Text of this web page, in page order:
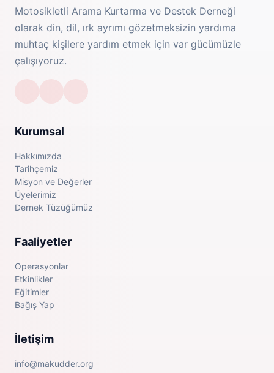
Motosikletli Arama Kurtarma ve Destek Derneği
olarak din, dil, ırk ayrımı gözetmeksizin yardıma
muhtaç kişilere yardım etmek için var gücümüzle
çalışıyoruz.
Kurumsal
Hakkımızda
Tarihçemiz
Misyon ve Değerler
Üyelerimiz
Dernek Tüzüğümüz
Faaliyetler
Operasyonlar
Etkinlikler
Eğitimler
Bağış Yap
İletişim
info@makudder.org